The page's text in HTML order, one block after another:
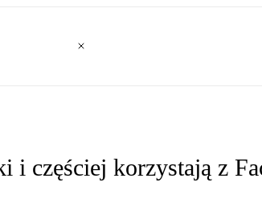
i częściej korzystają z